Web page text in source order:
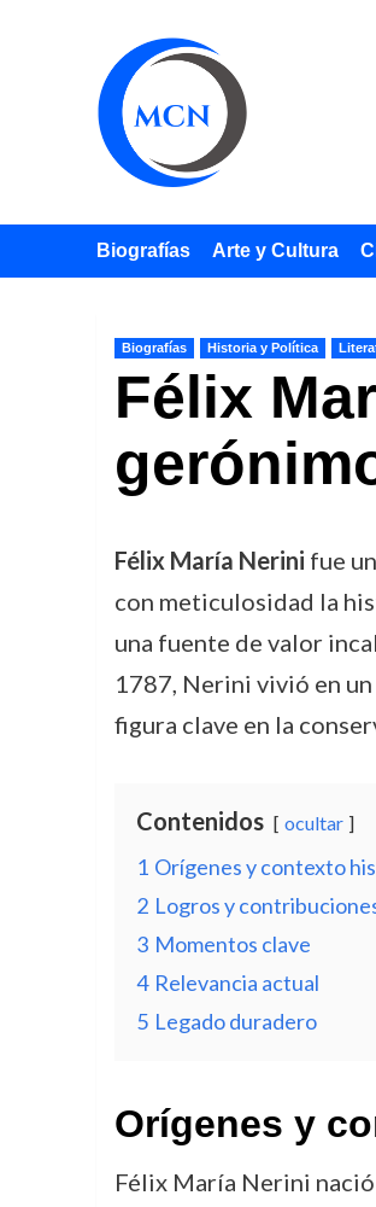
Biografías Arte y Cultura
Biografías Historia y Política
Félix
Félix María Nerini fue
con meticulosidad la
una fuente de valor
1787, Nerini vivió en
figura clave en la
Contenidos ocultar
1 Orígenes y contexto
2 Logros y
3 Momentos clave
4 Relevancia actual
5 Legado duradero
Orígenes y
Félix María Nerini